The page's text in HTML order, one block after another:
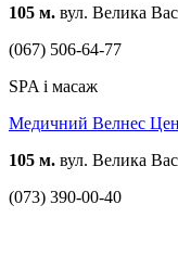
105 м. вул. Велика
(067) 506-64-77
SPA і масаж
Медичний Велнес
105 м. вул. Велика
(073) 390-00-40